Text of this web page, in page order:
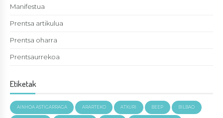
Manifestua
Prentsa artikulua
Prentsa oharra
Prentsaurrekoa
Etiketak
AINHOA ASTIGARRAGA ARARTEKO ATXURI BEEP BILBAO